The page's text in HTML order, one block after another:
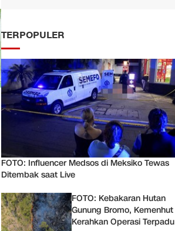
TERPOPULER
FOTO: Influencer Medsos di Meksiko Tewas
Ditembak saat Live
FOTO: Kebakaran Hutan
Gunung Bromo, Kemenhut
Kerahkan Operasi Terpadu